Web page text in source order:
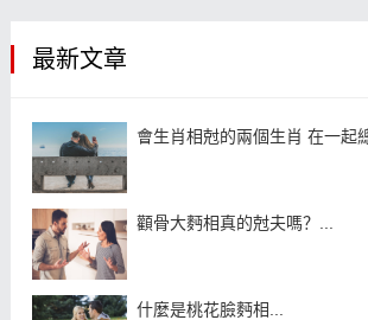
最新文章
會生肖相尅的兩個生肖 在一起
顴骨大麪相真的尅夫嗎？...
什麼是桃花臉麪相...